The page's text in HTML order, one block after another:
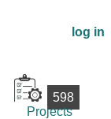
log in
598
Projects